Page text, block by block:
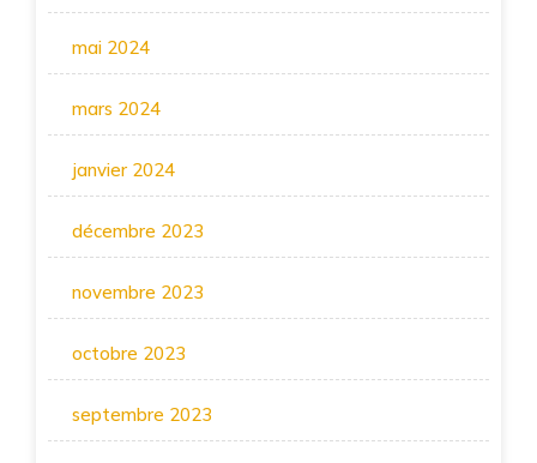
mai 2024
mars 2024
janvier 2024
décembre 2023
novembre 2023
octobre 2023
septembre 2023